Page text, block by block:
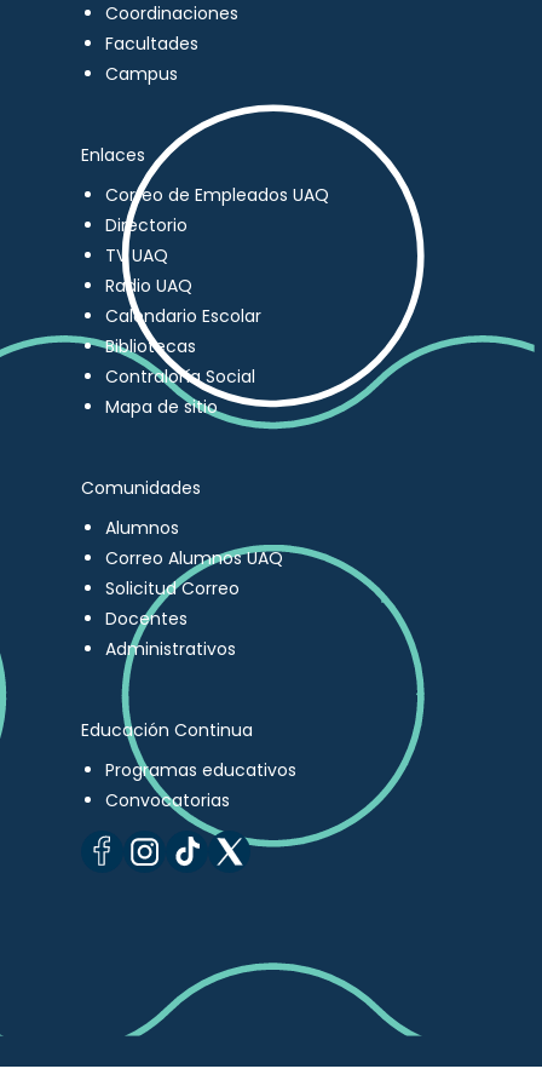
Coordinaciones
Facultades
Campus
Enlaces
Correo de Empleados UAQ
Directorio
TV UAQ
Radio UAQ
Calendario Escolar
Bibliotecas
Contraloría Social
Mapa de sitio
Comunidades
Alumnos
Correo Alumnos UAQ
Solicitud Correo
Docentes
Administrativos
Educación Continua
Programas educativos
Convocatorias